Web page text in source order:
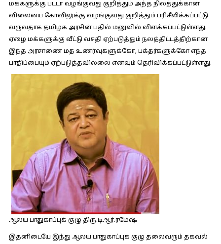
மக்களுக்கு பட்டா வழங்குவது குறித்தும் அந்த நிலத்துக்கான
விலையை கோவிலுக்கு வழங்குவது குறித்தும் பரிசீலிக்கப்பட்டு
வருவதாக தமிழக அரசின் பதில் மனுவில் விளக்கப்பட்டுள்ளது.
ஏழை மக்களுக்கு வீட்டு வசதி ஏற்படுத்தும் நலத்திட்டத்திற்கான
இந்த அரசாணை மத உணர்வுகளுக்கோ, பக்தர்களுக்கோ எந்த
பாதிப்பையும் ஏற்படுத்தவில்லை எனவும் தெரிவிக்கப்பட்டுள்ளது.
ஆலய பாதுகாப்புக் குழு திரு.டிஆர்.ரமேஷ்
இதனிடையே இந்து ஆலய பாதுகாப்புக் குழு தலைவரும் தகவல்